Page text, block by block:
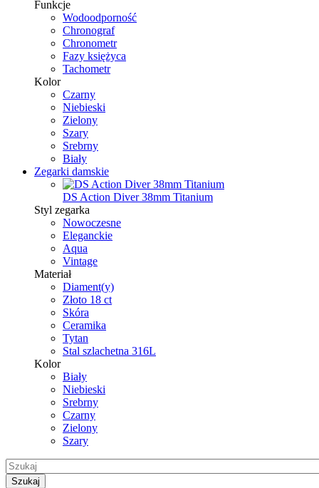
Funkcje
Wodoodporność
Chronograf
Chronometr
Fazy księżyca
Tachometr
Kolor
Czarny
Niebieski
Zielony
Szary
Srebrny
Biały
Zegarki damskie
DS Action Diver 38mm Titanium
Styl zegarka
Nowoczesne
Eleganckie
Aqua
Vintage
Materiał
Diament(y)
Złoto 18 ct
Skóra
Ceramika
Tytan
Stal szlachetna 316L
Kolor
Biały
Niebieski
Srebrny
Czarny
Zielony
Szary
Szukaj